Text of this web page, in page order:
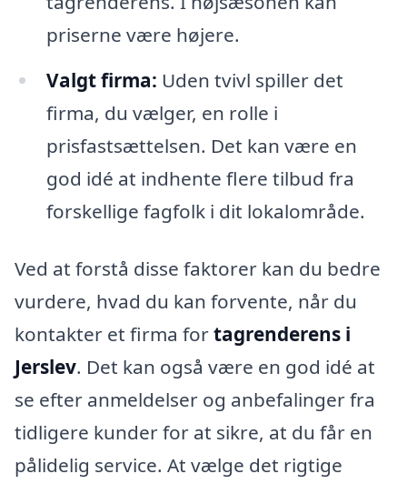
priserne være højere.
Valgt firma: Uden tvivl spiller det
firma, du vælger, en rolle i
prisfastsættelsen. Det kan være en
god idé at indhente flere tilbud fra
forskellige fagfolk i dit lokalområde.
Ved at forstå disse faktorer kan du bedre
vurdere, hvad du kan forvente, når du
kontakter et firma fortagrenderens i
Jerslev. Det kan også være en god idé at
se efter anmeldelser og anbefalinger fra
tidligere kunder for at sikre, at du får en
pålidelig service. At vælge det rigtige